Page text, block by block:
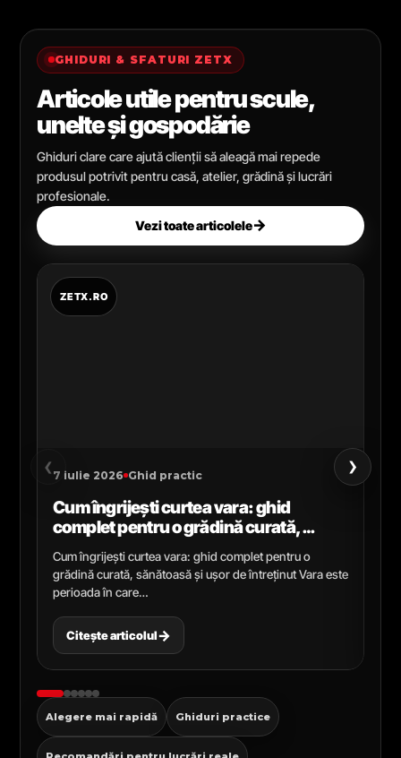
GHIDURI & SFATURI ZETX
Articole utile pentru scule,
unelte și gospodărie
Ghiduri clare care ajută clienții să aleagă mai repede
produsul potrivit pentru casă, atelier, grădină și lucrări
profesionale.
Vezi toate articolele→
‹ 7 iulie 2026 Ghid practic
Cum îngrijești curtea vara: ghid
complet pentru o grădină curată,
sănătoasă și ușor de întreținut
Cum îngrijești curtea vara: ghid complet pentru o
grădină curată, sănătoasă și ușor de întreținut Vara este
perioada în care…
Citește articolul→
›
Alegere mai rapidă Ghiduri practice